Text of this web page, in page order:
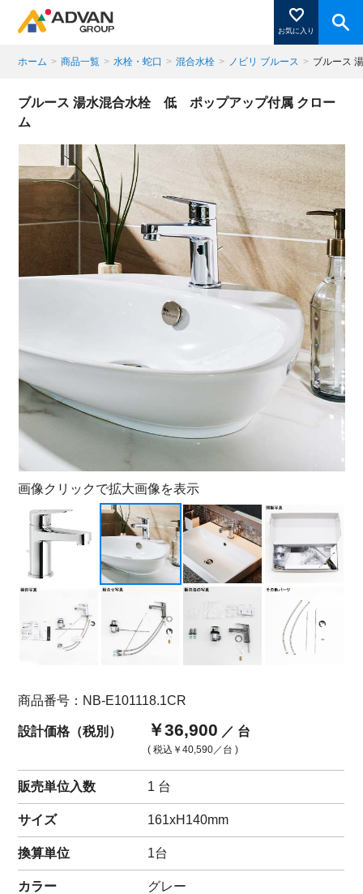
お気に入り
商品ページにある「お気に入り登録」を押すと登録した
商品がここに表示されます。
閉じる
ホーム > 商品一覧 > 水栓・蛇口 > 混合水栓 > ノビリ ブルース > ブルース
ブルース 湯水混合水栓 低 ポップアップ付属 クロー
ム
画像クリックで拡大画像を表示
商品番号：NB-E101118.1CR
設計価格（税別） ￥36,900 ／ 台
( 税込 ￥40,590 ／台 )
販売単位入数 1 台
サイズ 161xH140mm
換算単位 1台
カラー グレー